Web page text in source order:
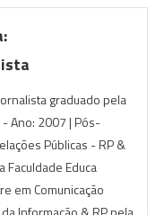
graduado pela
Ano: 2007 | Pós-
Públicas - RP &
Educa
em Comunicação